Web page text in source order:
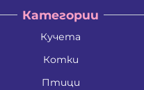
Категории
Кучета
Котки
Птици